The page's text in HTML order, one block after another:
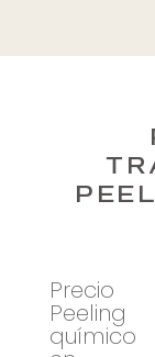
Precio
Peeling
químico